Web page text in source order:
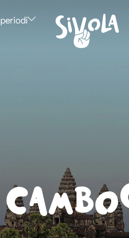
periodi